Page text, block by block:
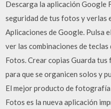
Descarga la aplicación Google
seguridad de tus fotos y verlas
Aplicaciones de Google. Pulsa
ver las combinaciones de teclas
Fotos. Crear copias Guarda
para que se organicen solos y
El mejor producto de
Fotos es la nueva aplicación